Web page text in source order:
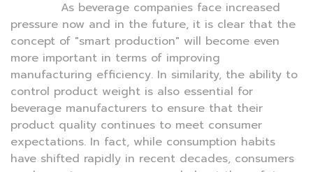
As beverage companies face increased
pressure now and in the future, it is clear that the
concept of "smart production" will become even
more important in terms of improving
manufacturing efficiency. In similarity, the ability to
control product weight is also essential for
beverage manufacturers to ensure that their
product quality continues to meet consumer
expectations. In fact, while consumption habits
have shifted rapidly in recent decades, consumers